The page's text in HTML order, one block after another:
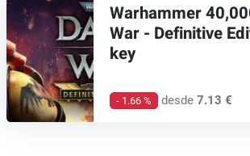
Warhammer
War - Definitive
key
- 1.66 % desde7.13 €